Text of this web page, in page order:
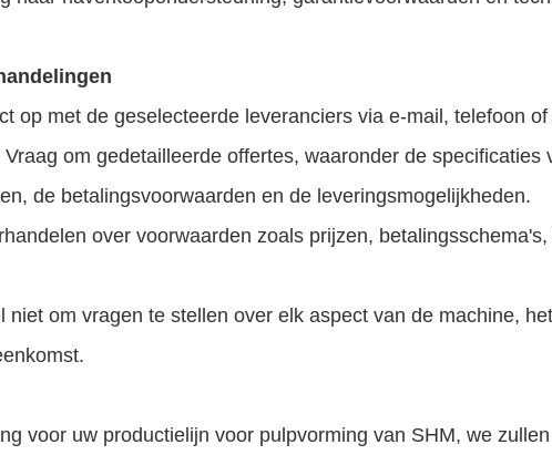
op met de geselecteerde leveranciers via e-mail, telefoon
om gedetailleerde offertes, waaronder de specificaties
de betalingsvoorwaarden en de leveringsmogelijkheden.
over voorwaarden zoals prijzen,
niet om vragen te stellen over elk aspect van de machine,
voor uw productielijn voor pulpvorming van SHM, we